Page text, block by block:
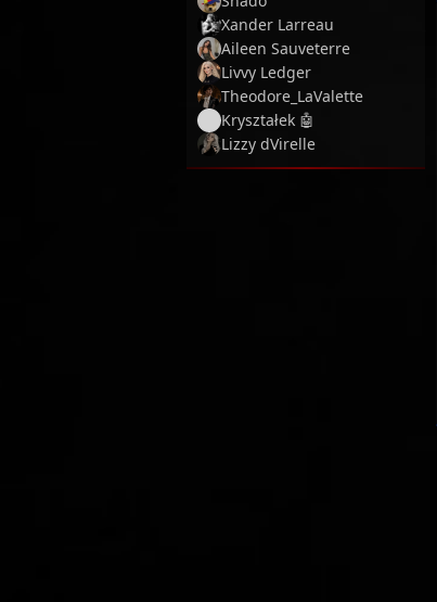
Xander Larreau
Aileen Sauveterre
Livvy Ledger
Theodore_LaValette
Kryształek 🤖
Lizzy dVirelle